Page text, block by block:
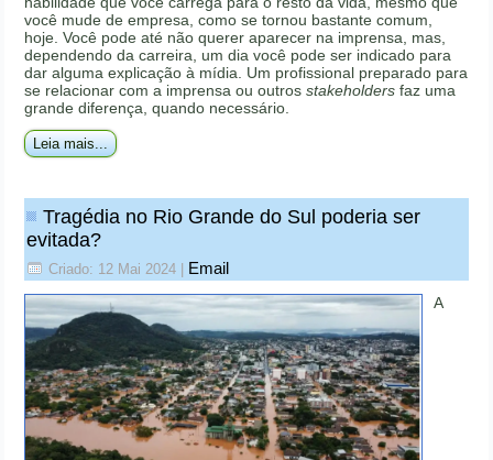
você mude de empresa, como se tornou bastante comum,
hoje. Você pode até não querer aparecer na imprensa, mas,
dependendo da carreira, um dia você pode ser indicado para
dar alguma explicação à mídia. Um profissional preparado para
se relacionar com a imprensa ou outrosstakeholders faz uma
grande diferença, quando necessário.
Leia mais...
Tragédia no Rio Grande do Sul poderia ser
evitada?
Criado: 12 Mai 2024 Email
A